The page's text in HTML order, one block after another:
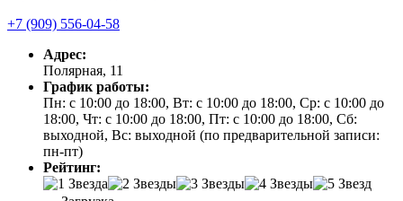
+7 (909) 556-04-58
Адрес:
Полярная, 11
График работы:
Пн: с 10:00 до 18:00, Вт: с 10:00 до 18:00, Ср: с 10:00 до
18:00, Чт: с 10:00 до 18:00, Пт: с 10:00 до 18:00, Сб:
выходной, Вс: выходной (по предварительной записи:
пн-пт)
Рейтинг: